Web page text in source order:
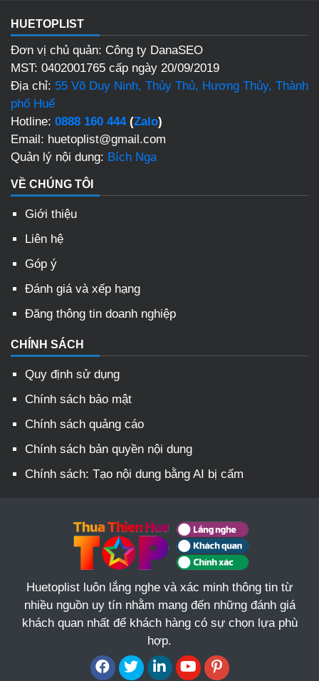
HUETOPLIST
Đơn vị chủ quản: Công ty DanaSEO
MST: 0402001765 cấp ngày 20/09/2019
Địa chỉ: 55 Võ Duy Ninh, Thủy Thủ, Hương Thủy, Thành
phố Huế
Hotline: 0888 160 444(Zalo)
Email: huetoplist@gmail.com
Quản lý nội dung: Bích Nga
VỀ CHÚNG TÔI
Giới thiệu
Liên hệ
Góp ý
Đánh giá và xếp hạng
Đăng thông tin doanh nghiệp
CHÍNH SÁCH
Quy định sử dụng
Chính sách bảo mật
Chính sách quảng cáo
Chính sách bản quyền nội dung
Chính sách: Tạo nội dung bằng AI bị cấm
Huetoplist luôn lắng nghe và xác minh thông tin từ
nhiều nguồn uy tín nhằm mang đến những đánh giá
khách quan nhất để khách hàng có sự chọn lựa phù
hợp.